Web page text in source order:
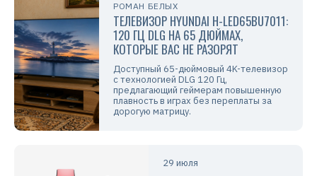
РОМАН БЕЛЫХ
ТЕЛЕВИЗОР HYUNDAI H-LED65BU7011:
120 ГЦ DLG НА 65 ДЮЙМАХ,
КОТОРЫЕ ВАС НЕ РАЗОРЯТ
Доступный 65-дюймовый 4K-телевизор
с технологией DLG 120 Гц,
предлагающий геймерам повышенную
плавность в играх без переплаты за
дорогую матрицу.
29 июля